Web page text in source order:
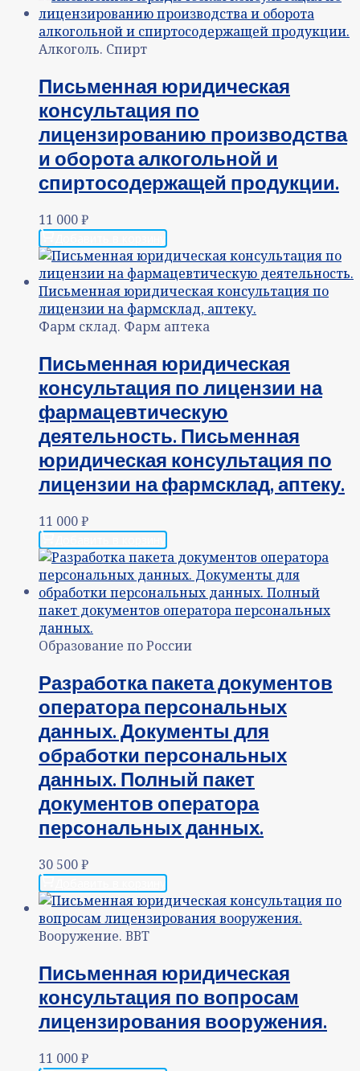
Алкоголь. Спирт
Письменная юридическая
консультация по
лицензированию производства
и оборота алкогольной и
спиртосодержащей продукции.
11 000₽
Фарм склад. Фарм аптека
Письменная юридическая
консультация по лицензии на
фармацевтическую
деятельность. Письменная
юридическая консультация по
лицензии на фармсклад, аптеку.
11 000₽
Образование по России
Разработка пакета документов
оператора персональных
данных. Документы для
обработки персональных
данных. Полный пакет
документов оператора
персональных данных.
30 500₽
Вооружение. ВВТ
Письменная юридическая
консультация по вопросам
лицензирования вооружения.
11 000₽